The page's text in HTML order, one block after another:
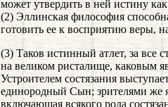
может утвердить в ней истину
(2) Эллинская философия
готовить ее к восприятию веры,
(3) Таков истинный атлет, за все
на великом ристалище, каковым
Устроителем состязания
единородный Сын; зрителями же
включающая всякого рода